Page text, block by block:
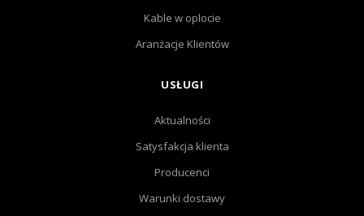
Kable w oplocie
Aranżacje Klientów
USŁUGI
Aktualności
Satysfakcja klienta
Producenci
Warunki dostawy